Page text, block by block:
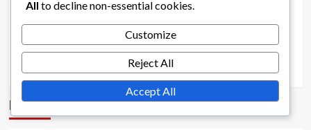
for the next time I comment.
Enlaces
All to decline non-essential cookies.
Customize
Reject All
Accept All